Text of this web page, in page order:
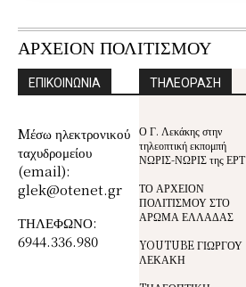
ΑΡΧΕΙΟΝ ΠΟΛΙΤΙΣΜΟΥ
ΕΠΙΚΟΙΝΩΝΙΑ
Mέσω ηλεκτρονικού
ταχυδρομείου
(email):
glek@otenet.gr
ΤΗΛΕΦΩΝΟ:
6944.336.980
ΤΗΛΕΟΡΑΣΗ
Ο Γ. Λεκάκης στην
τηλεοπτική εκπομπή
ΝΩΡΙΣ-ΝΩΡΙΣ της ΕΡΤ
ΤΟ ΑΡΧΕΙΟΝ
ΠΟΛΙΤΙΣΜΟΥ ΣΤΟ
ΑΡΩΜΑ ΕΛΛΑΔΑΣ
YOUTUBE ΓΙΩΡΓΟΥ
ΛΕΚΑΚΗ